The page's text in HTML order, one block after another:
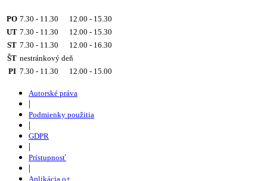
PO 7.30 - 11.30 12.00 - 15.30
UT 7.30 - 11.30 12.00 - 15.30
ST 7.30 - 11.30 12.00 - 16.30
ŠT nestránkový deň
PI 7.30 - 11.30 12.00 - 15.00
Autorské práva
|
Podmienky použitia
|
GDPR
|
Prístupnosť
|
Aplikácia o+